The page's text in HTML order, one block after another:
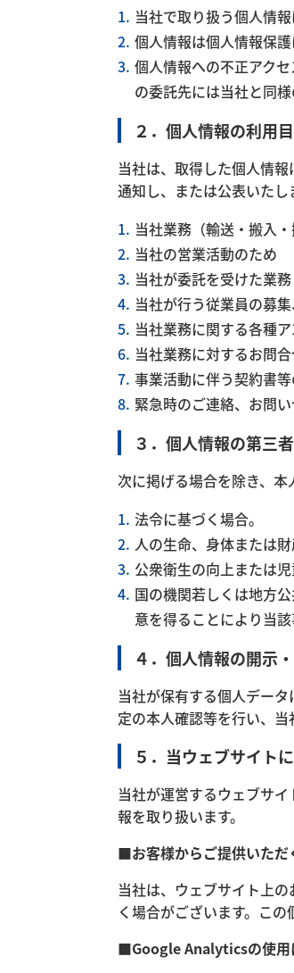
半導
体製
造装
置輸
送
（大
型精
密機
器）
当社で取り扱う個人情
個人情報は個人情報保
個人情報への不正アク
の委託先には当社と同
２．個人情報の利用
当社は、取得した個人情
通知し、または公表いたし
当社業務（輸送・搬入
当社の営業活動のため
当社が委託を受けた業
当社が行う従業員の募
当社業務に関する各種
当社業務に対するお問
事業活動に伴う契約書
緊急時のご連絡、お問
３．個人情報の第三
次に掲げる場合を除き、
法令に基づく場合。
人の生命、身体または
公衆衛生の向上または
国の機関若しくは地方
意を得ることにより当
４．個人情報の開示
当社が保有する個人デー
定の本人確認等を行い、
５．当ウェブサイト
当社が運営するウェブサ
報を取り扱います。
■お客様からご提供いただ
当社は、ウェブサイト上
く場合がございます。こ
■Google Analyticsの使用